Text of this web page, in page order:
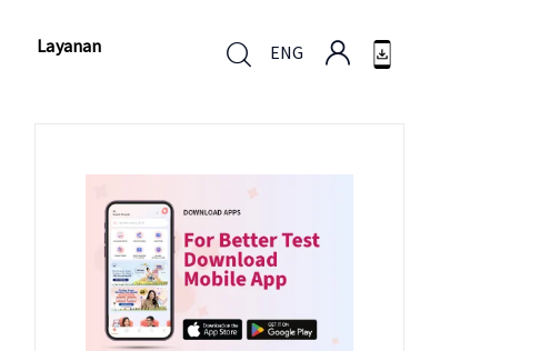
Layanan ENG